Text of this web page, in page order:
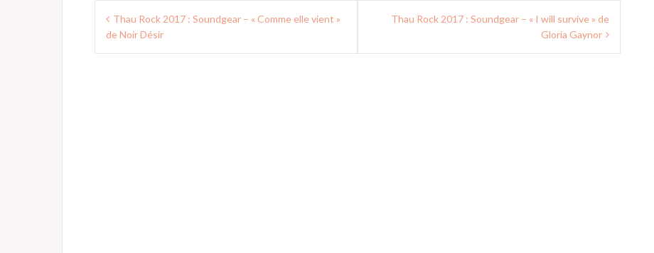
Navigation
de Thau Rock 2017 : Soundgear – « Comme elle vient »
de Noir Désir
Thau Rock 2017 : Soundgear – « I will survive » de
Gloria Gaynor